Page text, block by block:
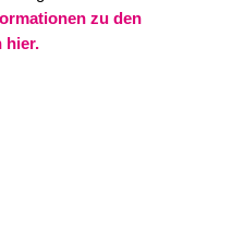
zu den
hier.